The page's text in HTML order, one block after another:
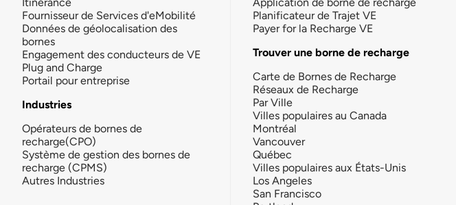
Fournisseur de Services d'eMobilité
Données de géolocalisation des
bornes
Engagement des conducteurs de VE
Plug and Charge
Portail pour entreprise
Industries
Opérateurs de bornes de
recharge(CPO)
Système de gestion des bornes de
recharge (CPMS)
Autres Industries
Planificateur de Trajet VE
Payer for la Recharge VE
Trouver une borne de recharge
Carte de Bornes de Recharge
Réseaux de Recharge
Par Ville
Villes populaires au Canada
Montréal
Vancouver
Québec
Villes populaires aux États-Unis
Los Angeles
San Francisco